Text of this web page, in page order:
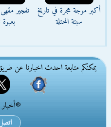
أكبر موجة هجرة في تاريخ
سبتة المحتلة
تفجير
يمكنكم متابعة احدث اخبارنا عن